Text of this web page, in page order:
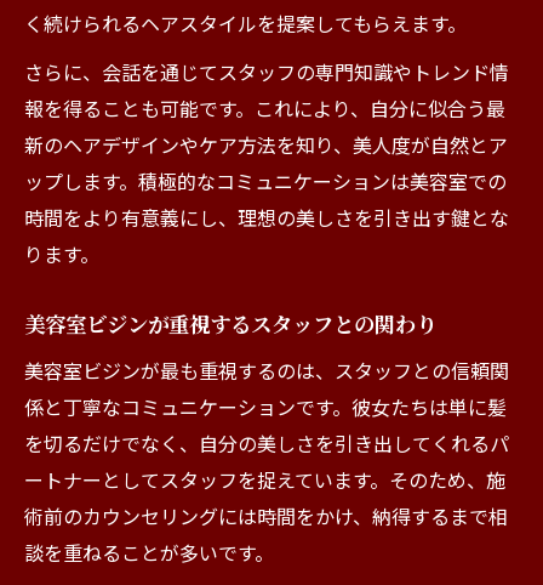
く続けられるヘアスタイルを提案してもらえます。
さらに、会話を通じてスタッフの専門知識やトレンド情
報を得ることも可能です。これにより、自分に似合う最
新のヘアデザインやケア方法を知り、美人度が自然とア
ップします。積極的なコミュニケーションは美容室での
時間をより有意義にし、理想の美しさを引き出す鍵とな
ります。
美容室ビジンが重視するスタッフとの関わり
美容室ビジンが最も重視するのは、スタッフとの信頼関
係と丁寧なコミュニケーションです。彼女たちは単に髪
を切るだけでなく、自分の美しさを引き出してくれるパ
ートナーとしてスタッフを捉えています。そのため、施
術前のカウンセリングには時間をかけ、納得するまで相
談を重ねることが多いです。